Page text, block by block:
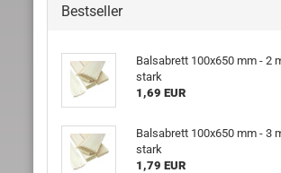
Bestseller
Balsabrett 100x650 mm - 2
stark
1,69 EUR
Balsabrett 100x650 mm - 3
stark
1,79 EUR